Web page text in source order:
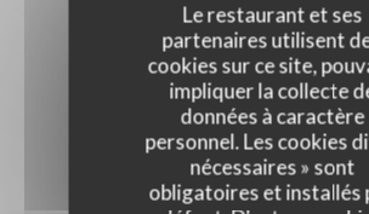
Le restaurant et ses
partenaires utilisent
cookies sur ce site,
impliquer la collecte
données à caractère
personnel. Les cookies
nécessaires » sont
obligatoires et installés